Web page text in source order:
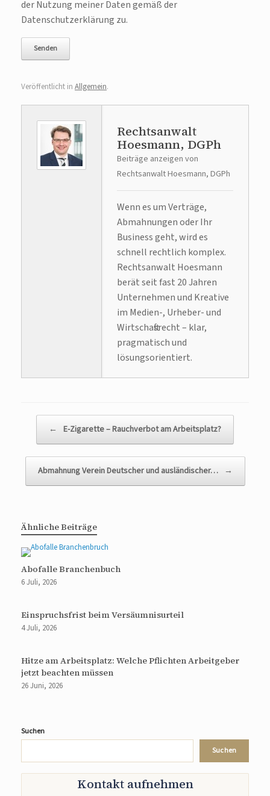
der Nutzung meiner Daten gemäß der
Datenschutzerklärung zu.
Veröffentlicht in Allgemein.
Rechtsanwalt
Hoesmann, DGPh
Beiträge anzeigen von
Rechtsanwalt Hoesmann, DGPh
Wenn es um Verträge,
Abmahnungen oder Ihr
Business geht, wird es
schnell rechtlich komplex.
Rechtsanwalt Hoesmann
berät seit fast 20 Jahren
Unternehmen und Kreative
im Medien-, Urheber- und
Wirtschaftsrecht – klar,
pragmatisch und
lösungsorientiert.
← E-Zigarette – Rauchverbot am Arbeitsplatz?
Abmahnung Verein Deutscher und ausländischer… →
Ähnliche Beiträge
Abofalle Branchenbuch
6 Juli, 2026
Einspruchsfrist beim Versäumnisurteil
4 Juli, 2026
Hitze am Arbeitsplatz: Welche Pflichten Arbeitgeber
jetzt beachten müssen
26 Juni, 2026
Suchen
Suchen
Kontakt aufnehmen